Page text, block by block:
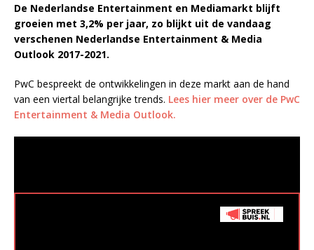
De Nederlandse Entertainment en Mediamarkt blijft
groeien met 3,2% per jaar, zo blijkt uit de vandaag
verschenen Nederlandse Entertainment & Media
Outlook 2017-2021.
PwC bespreekt de ontwikkelingen in deze markt aan de hand
van een viertal belangrijke trends. Lees hier meer over de PwC
Entertainment & Media Outlook.